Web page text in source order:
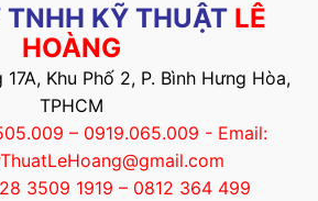
TNHH KỸ THUẬT LÊ
HOÀNG
Khu Phố 2, P. Bình Hưng Hòa,
TPHCM
– 0919.065.009 - Email:
3509 1919 – 0812 364 499